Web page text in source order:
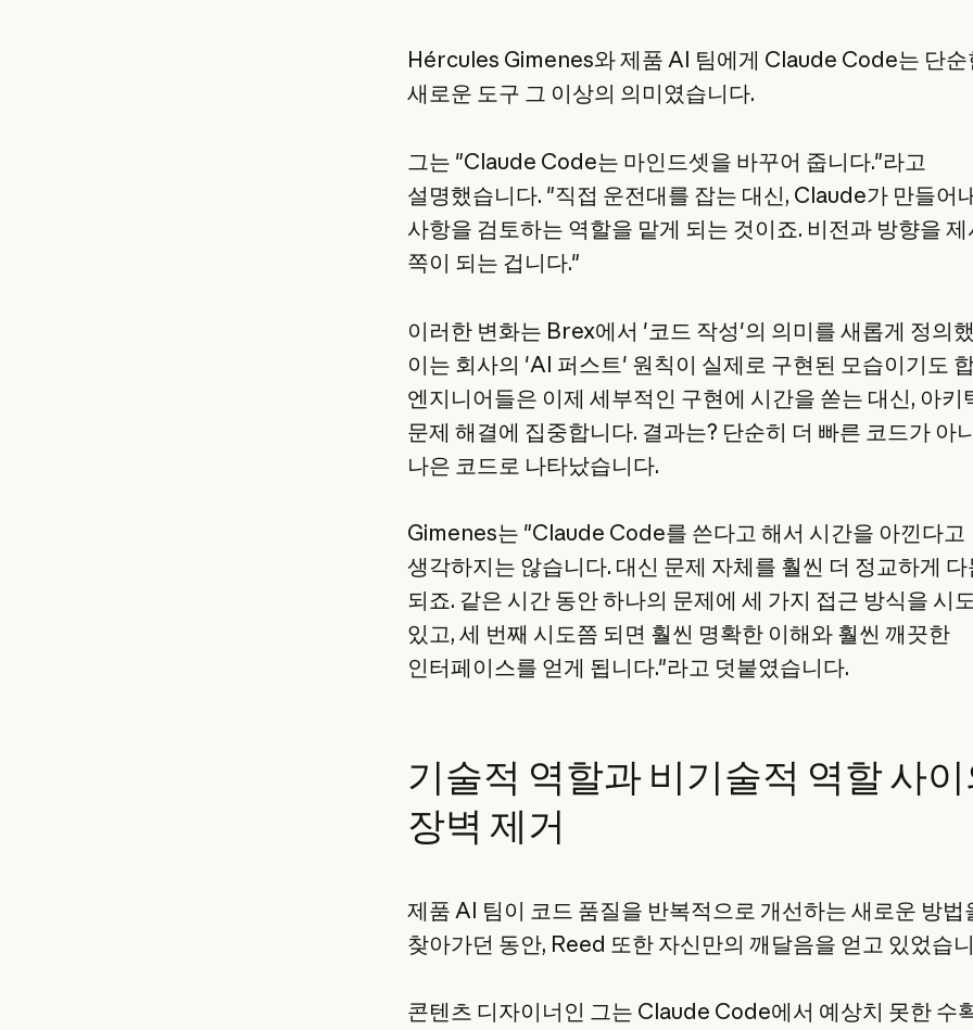
Hércules Gimenes와 제품 AI 팀에게 Claude Code는 단순
새로운 도구 그 이상의 의미였습니다.
그는 "Claude Code는 마인드셋을 바꾸어 줍니다."라고
설명했습니다. "직접 운전대를 잡는 대신, Claude가 만들어
사항을 검토하는 역할을 맡게 되는 것이죠. 비전과 방향을
쪽이 되는 겁니다."
이러한 변화는 Brex에서 '코드 작성'의 의미를 새롭게 정의
이는 회사의 'AI 퍼스트' 원칙이 실제로 구현된 모습이기도
엔지니어들은 이제 세부적인 구현에 시간을 쏟는 대신, 아키
문제 해결에 집중합니다. 결과는? 단순히 더 빠른 코드가 아
나은 코드로 나타났습니다.
Gimenes는 "Claude Code를 쓴다고 해서 시간을 아낀다고
생각하지는 않습니다. 대신 문제 자체를 훨씬 더 정교하게 다
되죠. 같은 시간 동안 하나의 문제에 세 가지 접근 방식을 시
있고, 세 번째 시도쯤 되면 훨씬 명확한 이해와 훨씬 깨끗한
인터페이스를 얻게 됩니다."라고 덧붙였습니다.
기술적 역할과 비기술적 역할 사이
장벽 제거
제품 AI 팀이 코드 품질을 반복적으로 개선하는 새로운 방법
찾아가던 동안, Reed 또한 자신만의 깨달음을 얻고 있었습
콘텐츠 디자이너인 그는 Claude Code에서 예상치 못한 수